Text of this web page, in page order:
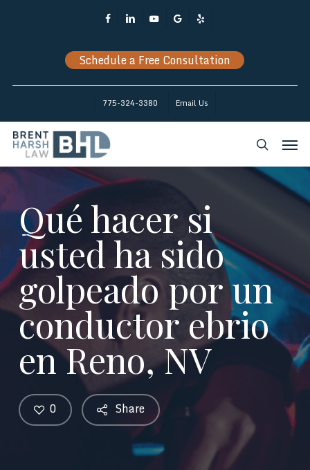
FacebookLinkedinYoutubeGoogle-
Yelp
Schedule a Free Consultation
775-324-3380 Email Us
search
Qué hacer si
usted ha sido
golpeado por un
conductor ebrio
en Reno, NV
Share
0